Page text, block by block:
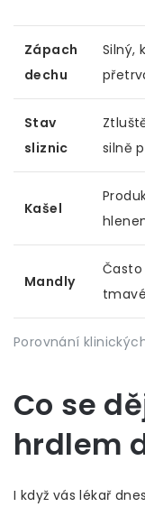
Porovnání
Zápach
dechu
Silný,
Stav
sliznic
silně
Kašel
Mandly
Co se
hrdlem
I když vás lékař